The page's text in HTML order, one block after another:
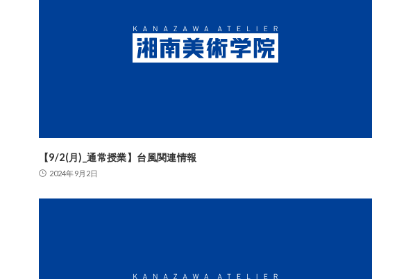
【9/2(月)_通常授業】台風関連情報
2024年9月2日